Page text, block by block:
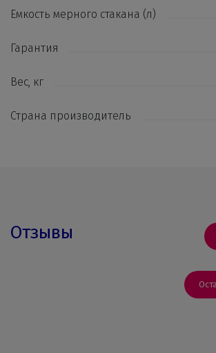
Емкость мерного стакана (л)
Гарантия
Вес, кг
Страна производитель
Отзывы